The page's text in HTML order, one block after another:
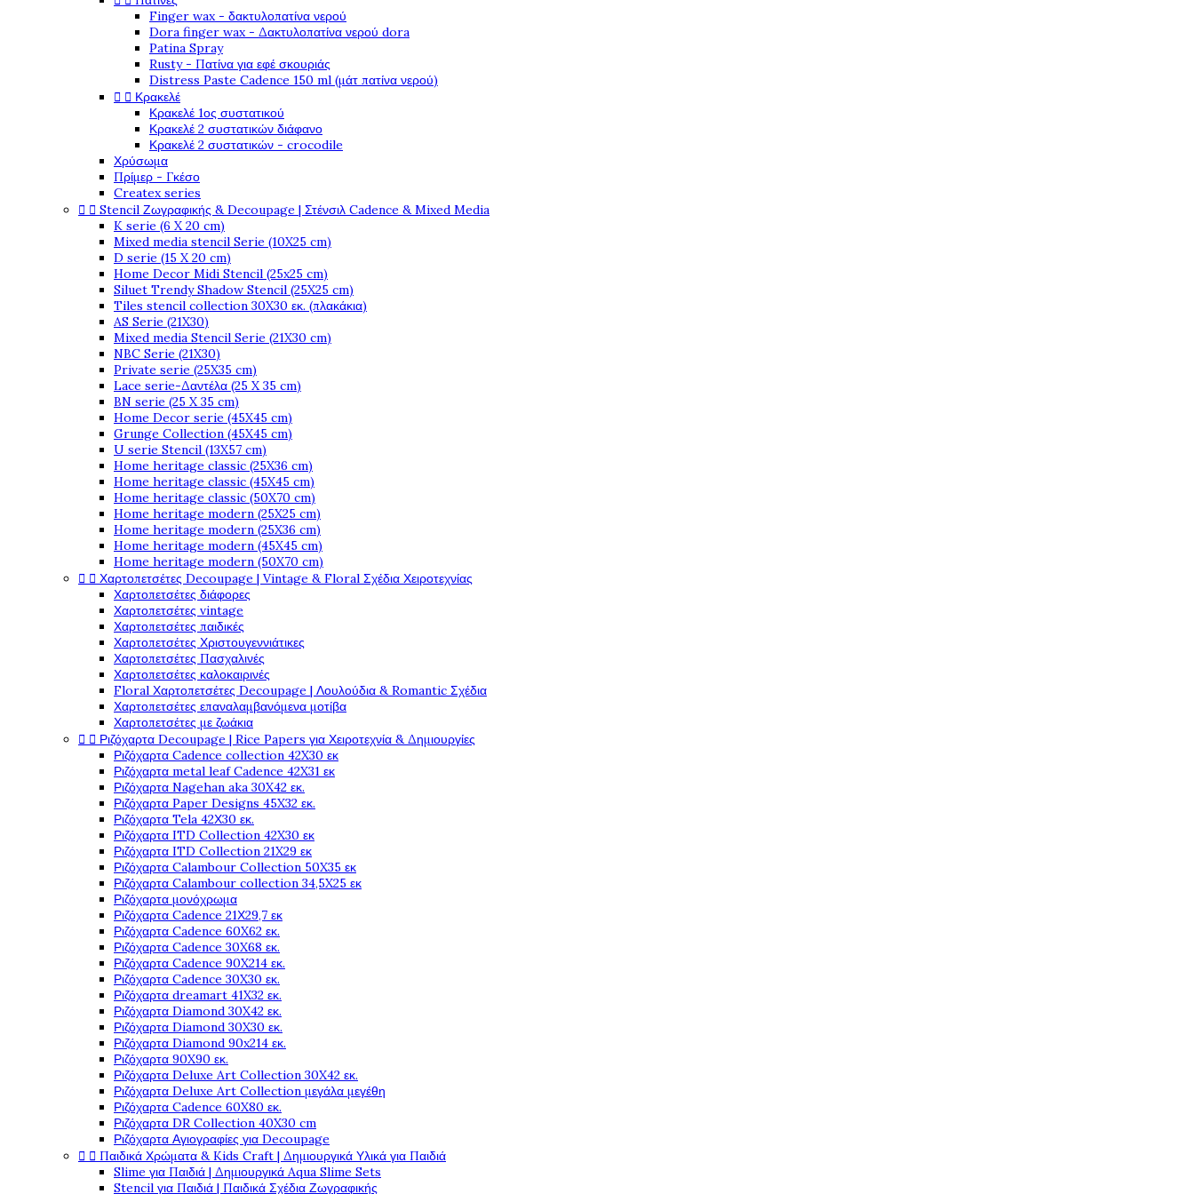
Finger wax - δακτυλοπατίνα νερού
Dora finger wax - Δακτυλοπατίνα νερού dora
Patina Spray
Rusty - Πατίνα για εφέ σκουριάς
Distress Paste Cadence 150 ml (μάτ πατίνα νερού)
  Κρακελέ
Κρακελέ 1ος συστατικού
Κρακελέ 2 συστατικών διάφανο
Κρακελέ 2 συστατικών - crocodile
Χρύσωμα
Πρίμερ - Γκέσο
Createx series
  Stencil Ζωγραφικής & Decoupage | Στένσιλ Cadence & Mixed Media
K serie (6 X 20 cm)
Mixed media stencil Serie (10X25 cm)
D serie (15 X 20 cm)
Home Decor Midi Stencil (25x25 cm)
Siluet Trendy Shadow Stencil (25X25 cm)
Tiles stencil collection 30X30 εκ. (πλακάκια)
AS Serie (21X30)
Mixed media Stencil Serie (21X30 cm)
NBC Serie (21X30)
Private serie (25X35 cm)
Lace serie-Δαντέλα (25 X 35 cm)
BN serie (25 X 35 cm)
Home Decor serie (45X45 cm)
Grunge Collection (45X45 cm)
U serie Stencil (13X57 cm)
Home heritage classic (25X36 cm)
Home heritage classic (45X45 cm)
Home heritage classic (50X70 cm)
Home heritage modern (25X25 cm)
Home heritage modern (25X36 cm)
Home heritage modern (45X45 cm)
Home heritage modern (50X70 cm)
  Χαρτοπετσέτες Decoupage | Vintage & Floral Σχέδια Χειροτεχνίας
Χαρτοπετσέτες διάφορες
Χαρτοπετσέτες vintage
Χαρτοπετσέτες παιδικές
Χαρτοπετσέτες Χριστουγεννιάτικες
Χαρτοπετσέτες Πασχαλινές
Χαρτοπετσέτες καλοκαιρινές
Floral Χαρτοπετσέτες Decoupage | Λουλούδια & Romantic Σχέδια
Χαρτοπετσέτες επαναλαμβανόμενα μοτίβα
Χαρτοπετσέτες με ζωάκια
  Ριζόχαρτα Decoupage | Rice Papers για Χειροτεχνία & Δημιουργίες
Ριζόχαρτα Cadence collection 42X30 εκ
Ριζόχαρτα metal leaf Cadence 42X31 εκ
Ριζόχαρτα Nagehan aka 30X42 εκ.
Ριζόχαρτα Paper Designs 45X32 εκ.
Ριζόχαρτα Tela 42Χ30 εκ.
Ριζόχαρτα ITD Collection 42X30 εκ
Ριζόχαρτα ITD Collection 21X29 εκ
Ριζόχαρτα Calambour Collection 50X35 εκ
Ριζόχαρτα Calambour collection 34,5X25 εκ
Ριζόχαρτα μονόχρωμα
Ριζόχαρτα Cadence 21Χ29,7 εκ
Ριζόχαρτα Cadence 60X62 εκ.
Ριζόχαρτα Cadence 30X68 εκ.
Ριζόχαρτα Cadence 90X214 εκ.
Ριζόχαρτα Cadence 30X30 εκ.
Ριζόχαρτα dreamart 41X32 εκ.
Ριζόχαρτα Diamond 30X42 εκ.
Ριζόχαρτα Diamond 30X30 εκ.
Ριζόχαρτα Diamond 90x214 εκ.
Ριζόχαρτα 90X90 εκ.
Ριζόχαρτα Deluxe Art Collection 30X42 εκ.
Ριζόχαρτα Deluxe Art Collection μεγάλα μεγέθη
Ριζόχαρτα Cadence 60X80 εκ.
Ριζόχαρτα DR Collection 40X30 cm
Ριζόχαρτα Αγιογραφίες για Decoupage
  Παιδικά Χρώματα & Kids Craft | Δημιουργικά Υλικά για Παιδιά
Slime για Παιδιά | Δημιουργικά Aqua Slime Sets
Stencil για Παιδιά | Παιδικά Σχέδια Ζωγραφικής